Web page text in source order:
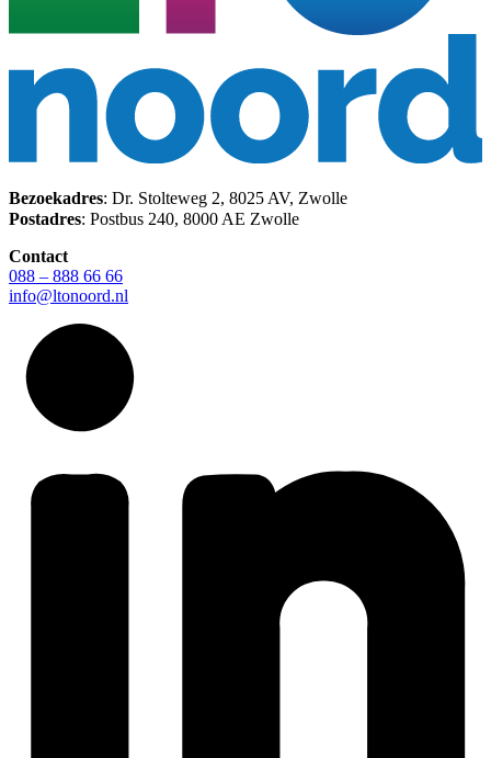
Bezoekadres: Dr. Stolteweg 2, 8025 AV, Zwolle
Postadres: Postbus 240, 8000 AE Zwolle
Contact
088 – 888 66 66
info@ltonoord.nl